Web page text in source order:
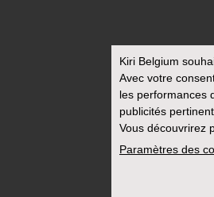
Kiri Belgium
Avec votre
les performances
publicités
Vous découvrirez
Paramètres des